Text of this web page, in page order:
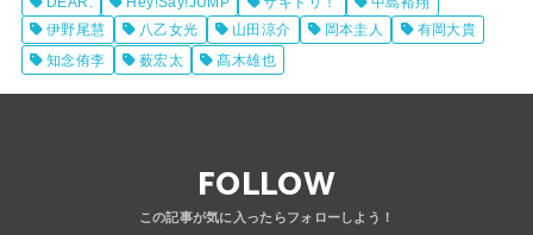
伊野尾慧
八乙女光 山田涼介 岡本圭人
有岡大貴
知念侑李
薮宏太 髙木雄也
FOLLOW